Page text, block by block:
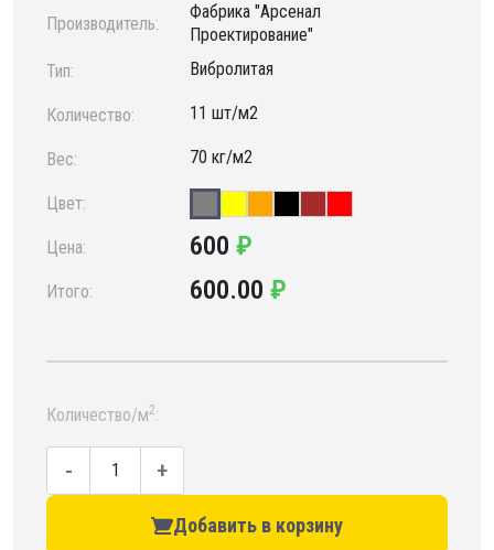
Производитель:
Фабрика "Арсенал
Проектирование"
Тип:
Вибролитая
Количество: 11 шт/м2
Вес: 70 кг/м2
Цвет:
Цена: 600 ₽
Итого: 600.00 ₽
Количество/м2:
- +
Добавить в корзину